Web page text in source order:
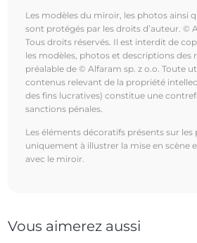
Les modèles du miroir, les photos ainsi
sont protégés par les droits d’auteur. ©
Tous droits réservés. Il est interdit de
les modèles, photos et descriptions des
préalable de © Alfaram sp. z o.o. Toute
contenus relevant de la propriété
des fins lucratives) constitue une
sanctions pénales.
Les éléments décoratifs présents sur
uniquement à illustrer la mise en scène
avec le miroir.
Vous aimerez aussi